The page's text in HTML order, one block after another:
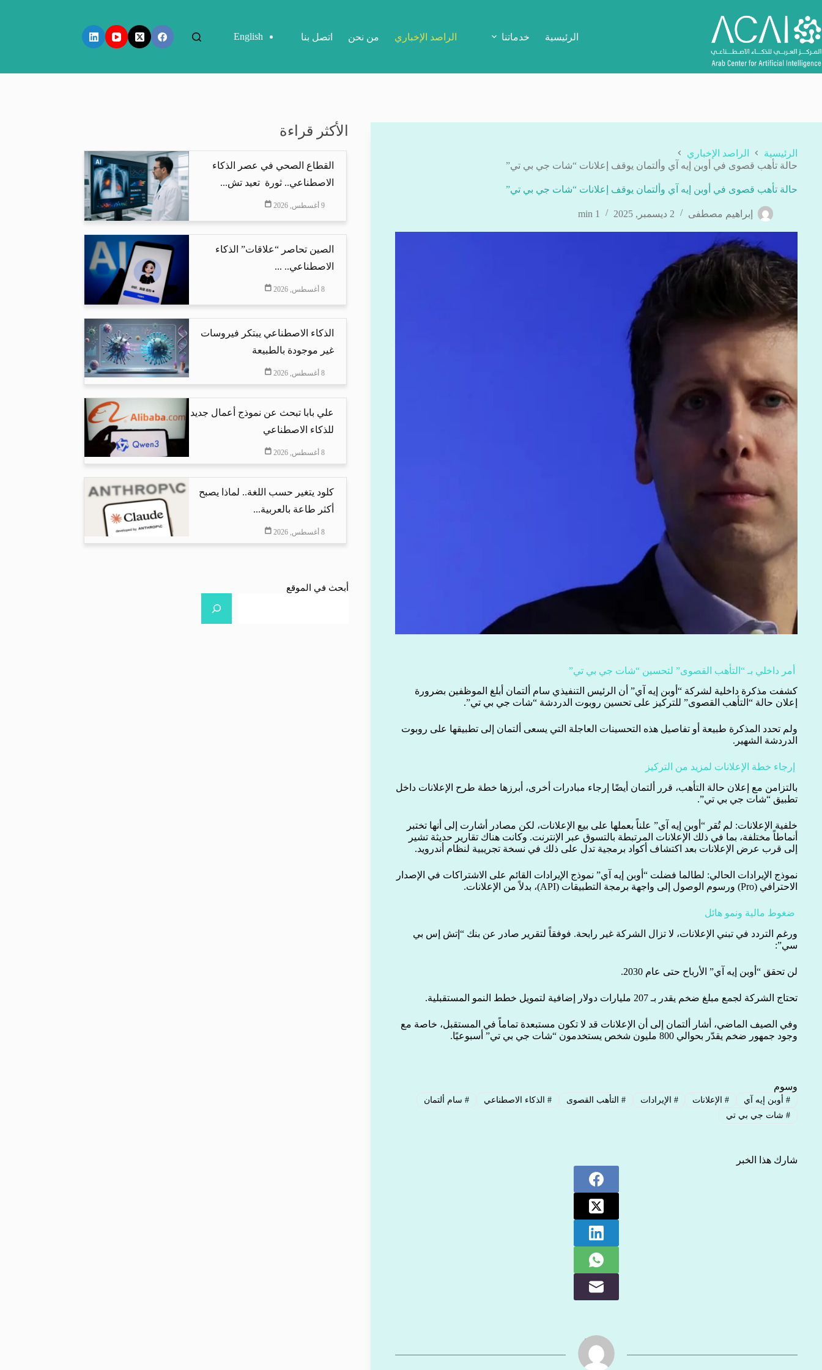
إلى
المحتوى
الرئيسية خدماتنا الراصد الإخباري من نحن اتصل بنا English
الرئيسية
الراصد الإخباري
حالة تأهب قصوى في أوبن إيه آي وألتمان يوقف إعلانات “شات جي بي تي”
حالة تأهب قصوى في أوبن إيه آي وألتمان يوقف إعلانات “شات جي بي تي”
إبراهيم مصطفى 2 ديسمبر, 2025 1 min
أمر داخلي بـ “التأهب القصوى” لتحسين “شات جي بي تي”
كشفت مذكرة داخلية لشركة “أوبن إيه آي” أن الرئيس التنفيذي سام ألتمان أبلغ الموظفين بضرورة
إعلان حالة “التأهب القصوى” للتركيز على تحسين روبوت الدردشة “شات جي بي تي”.
ولم تحدد المذكرة طبيعة أو تفاصيل هذه التحسينات العاجلة التي يسعى ألتمان إلى تطبيقها على روبوت
الدردشة الشهير.
إرجاء خطة الإعلانات لمزيد من التركيز
بالتزامن مع إعلان حالة التأهب، قرر ألتمان أيضًا إرجاء مبادرات أخرى، أبرزها خطة طرح الإعلانات داخل
تطبيق “شات جي بي تي”.
خلفية الإعلانات: لم تُقر “أوبن إيه آي” علناً بعملها على بيع الإعلانات، لكن مصادر أشارت إلى أنها تختبر
أنماطاً مختلفة، بما في ذلك الإعلانات المرتبطة بالتسوق عبر الإنترنت. وكانت هناك تقارير حديثة تشير
إلى قرب عرض الإعلانات بعد اكتشاف أكواد برمجية تدل على ذلك في نسخة تجريبية لنظام أندرويد.
نموذج الإيرادات الحالي: لطالما فضلت “أوبن إيه آي” نموذج الإيرادات القائم على الاشتراكات في الإصدار
الاحترافي (Pro) ورسوم الوصول إلى واجهة برمجة التطبيقات (API)، بدلاً من الإعلانات.
ضغوط مالية ونمو هائل
ورغم التردد في تبني الإعلانات، لا تزال الشركة غير رابحة. فوفقاً لتقرير صادر عن بنك “إتش إس بي
سي”:
لن تحقق “أوبن إيه آي” الأرباح حتى عام 2030.
تحتاج الشركة لجمع مبلغ ضخم يقدر بـ 207 مليارات دولار إضافية لتمويل خطط النمو المستقبلية.
وفي الصيف الماضي، أشار ألتمان إلى أن الإعلانات قد لا تكون مستبعدة تماماً في المستقبل، خاصة مع
وجود جمهور ضخم يقدّر بحوالي 800 مليون شخص يستخدمون “شات جي بي تي” أسبوعيًا.
وسوم
#أوبن إيه آي #الإعلانات # الإيرادات # التأهب القصوى # الذكاء الاصطناعي #سام ألتمان
#شات جي بي تي
شارك هذا الخبر
الأكثر قراءة
القطاع الصحي في عصر الذكاء
الاصطناعي.. ثورة تعيد تش...
9 أغسطس, 2026
الصين تحاصر “علاقات” الذكاء
الاصطناعي.. ...
8 أغسطس, 2026
الذكاء الاصطناعي يبتكر فيروسات
غير موجودة بالطبيعة
8 أغسطس, 2026
علي بابا تبحث عن نموذج أعمال جديد
للذكاء الاصطناعي
8 أغسطس, 2026
كلود يتغير حسب اللغة.. لماذا يصبح
أكثر طاعة بالعربية...
8 أغسطس, 2026
أبحث في الموقع